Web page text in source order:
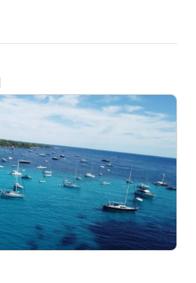
Saint-Valentin, Escapade
SUP, matelas flottant
Boombox 3 en 1
pour vos boissons
Saint-Tropez, Monaco